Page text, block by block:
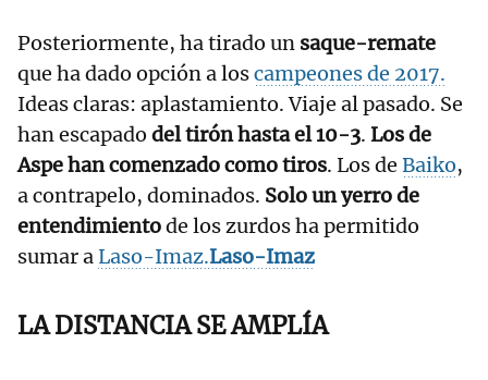
Posteriormente, ha tirado un saque-remate
que ha dado opción a loscampeones de 2017.
Ideas claras: aplastamiento. Viaje al pasado. Se
han escapado del tirón hasta el 10-3. Los de
Aspe han comenzado como tiros. Los de Baiko,
a contrapelo, dominados. Solo un yerro de
entendimientode los zurdos ha permitido
sumar aLaso-Imaz.Laso-Imaz
LA DISTANCIA SE AMPLÍA